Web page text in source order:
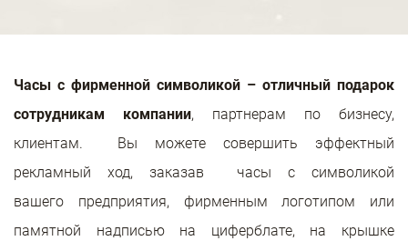
Часы с фирменной символикой – отличный подарок
сотрудникам компании, партнерам по бизнесу,
клиентам. Вы можете совершить эффектный
рекламный ход, заказав часы с символикой
вашего предприятия, фирменным логотипом или
памятной надписью на циферблате, на крышке